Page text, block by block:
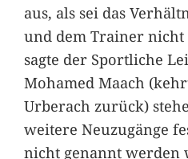
aus, als sei das
und dem Trainer nicht
sagte der Sportliche
Mohamed Maach
Urberach zurück)
weitere Neuzugänge
nicht genannt werden